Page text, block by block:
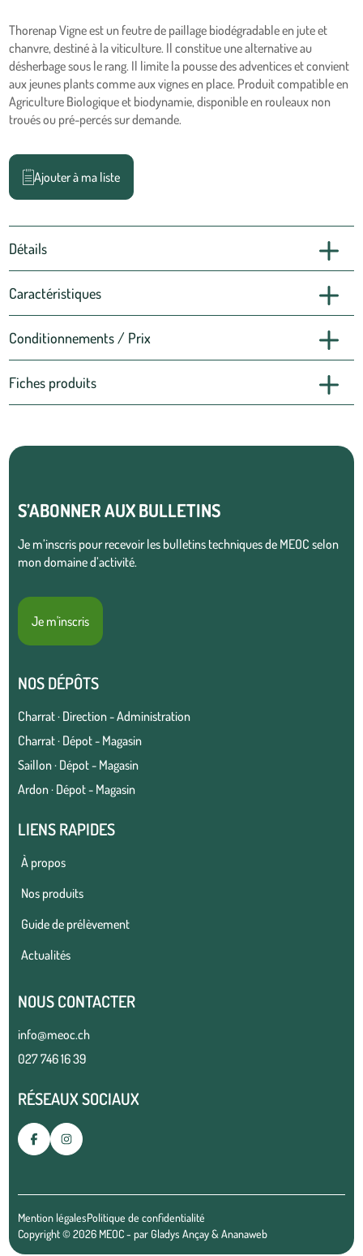
Thorenap Vigne est un feutre de paillage biodégradable en jute et
chanvre, destiné à la viticulture. Il constitue une alternative au
désherbage sous le rang. Il limite la pousse des adventices et convient
aux jeunes plants comme aux vignes en place. Produit compatible en
Agriculture Biologique et biodynamie, disponible en rouleaux non
troués ou pré-percés sur demande.
Ajouter à ma liste
Détails
Caractéristiques
Conditionnements / Prix
Fiches produits
S’ABONNER AUX BULLETINS
Je m’inscris pour recevoir les bulletins techniques de MEOC selon
mon domaine d’activité.
Je m'inscris
NOS DÉPÔTS
Charrat · Direction - Administration
Charrat · Dépot - Magasin
Saillon · Dépot - Magasin
Ardon · Dépot - Magasin
LIENS RAPIDES
À propos
Nos produits
Guide de prélèvement
Actualités
NOUS CONTACTER
info@meoc.ch
027 746 16 39
RÉSEAUX SOCIAUX
Mention légalesPolitique de confidentialité
Copyright © 2026 MEOC - parGladys Ançay&Ananaweb